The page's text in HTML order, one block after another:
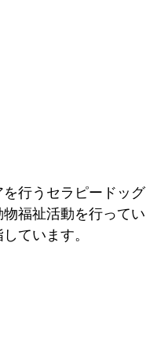
行うセラピードッグ
福祉活動を行ってい
ています。